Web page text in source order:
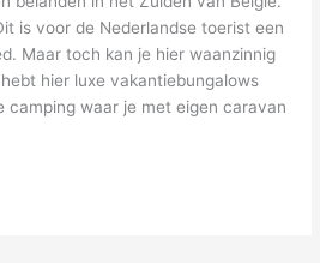
is voor de Nederlandse toerist een
Maar toch kan je hier waanzinnig
hier luxe vakantiebungalows
camping waar je met eigen caravan